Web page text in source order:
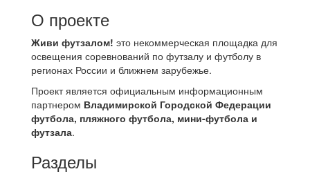
О проекте
Живи футзалом! это некоммерческая площадка для
освещения соревнований по футзалу и футболу в
регионах России и ближнем зарубежье.
Проект является официальным информационным
партнером Владимирской Городской Федерации
футбола, пляжного футбола, мини-футбола и
футзала.
Разделы